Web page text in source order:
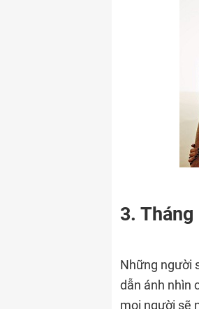
3.
Những người
dẫn ánh nhìn
mọi người sẽ